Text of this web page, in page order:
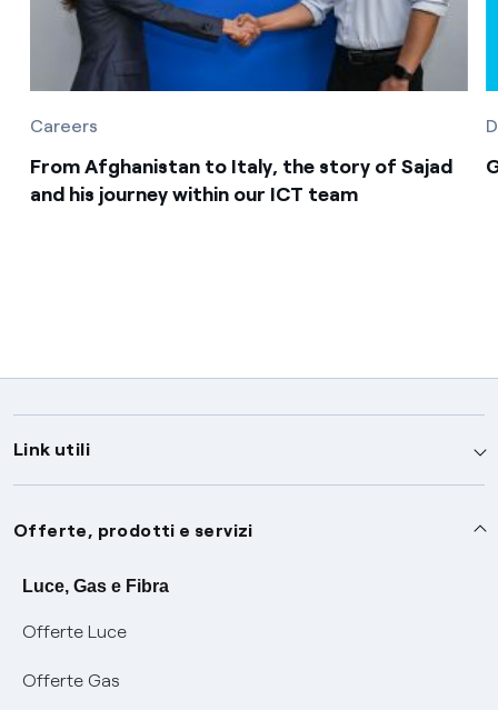
Careers
From Afghanistan to Italy, the story of Sajad
and his journey within our ICT team
Link utili
Assistenza
Avvisi
SOS luce e gas
Conciliazioni e risoluzione delle controversie
Servizi
Offerte, prodotti e servizi
Luce, Gas e Fibra
Offerte Luce
Offerte Gas